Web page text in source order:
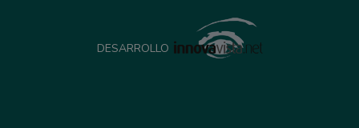
DESARROLLO